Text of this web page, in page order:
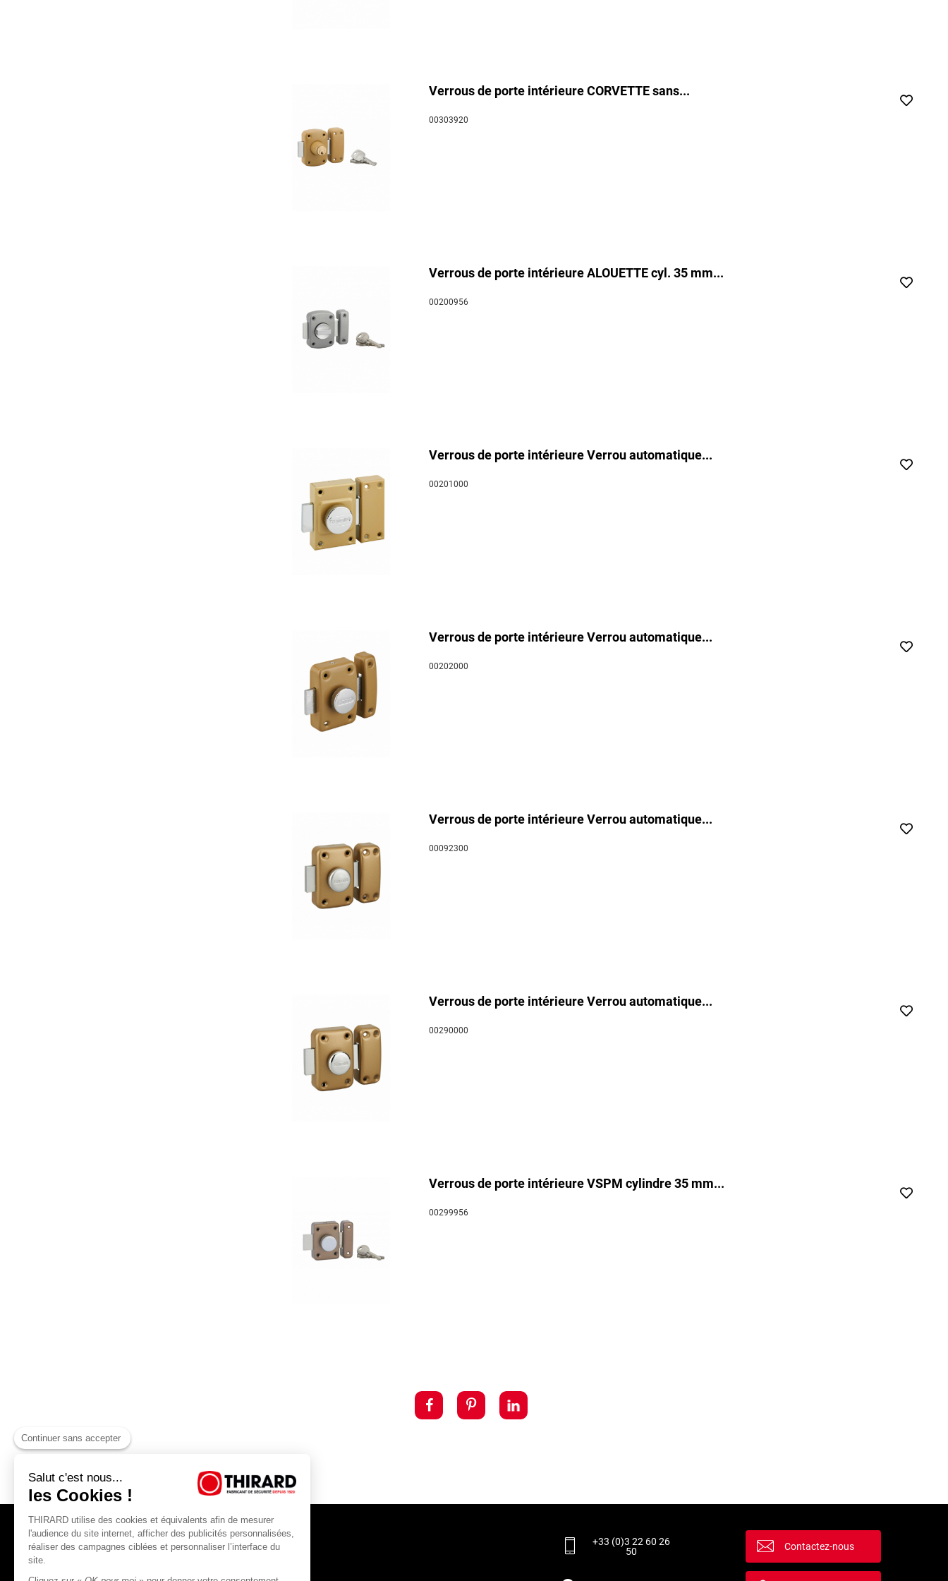
Verrous de porte intérieure CORVETTE sans...
00303920
Verrous de porte intérieure ALOUETTE cyl. 35 mm...
00200956
Verrous de porte intérieure Verrou automatique...
00201000
Verrous de porte intérieure Verrou automatique...
00202000
Verrous de porte intérieure Verrou automatique...
00092300
Verrous de porte intérieure Verrou automatique...
00290000
Verrous de porte intérieure VSPM cylindre 35 mm...
00299956
+33 (0)3 22 60 26
50
Contactez-nous
Continuer sans accepter
Salut c'est nous...
les Cookies !
THIRARD utilise des cookies et équivalents afin de mesurer
l'audience du site internet, afficher des publicités personnalisées,
réaliser des campagnes ciblées et personnaliser l’interface du
site.